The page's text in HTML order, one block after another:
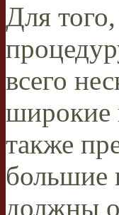
Для
всего
широкие
также
большие
должны